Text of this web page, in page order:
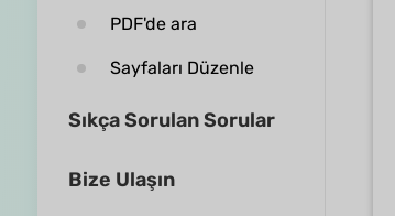
PDF'de ara
Sayfaları Düzenle
Sıkça Sorulan Sorular
Bize Ulaşın